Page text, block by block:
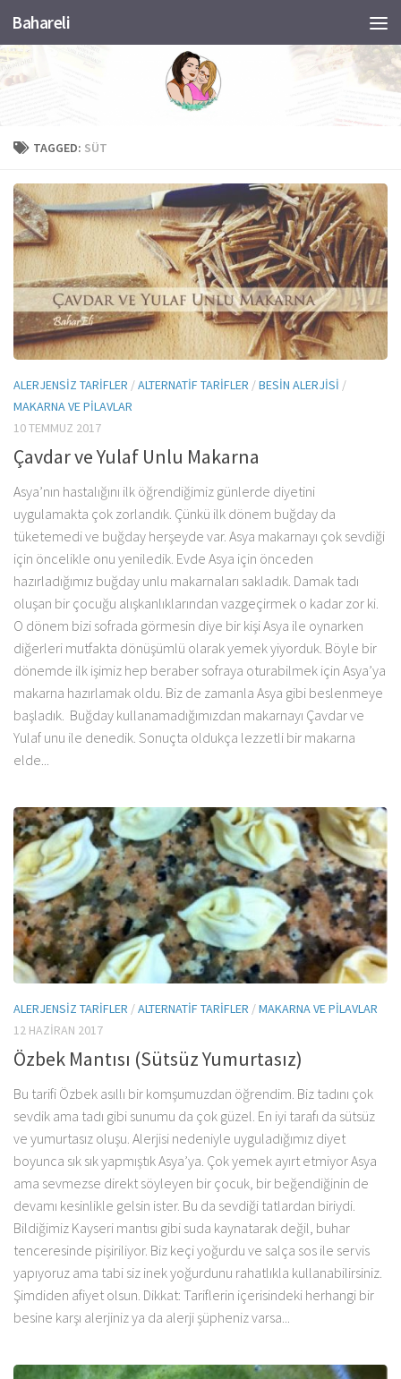
Skip to content
Bahareli
TAGGED: SÜT
ALERJENSIZ TARIFLER /ALTERNATIF TARIFLER /BESIN ALERJISI /
MAKARNA VE PILAVLAR
10 TEMMUZ 2017
Çavdar ve Yulaf Unlu Makarna
Asya’nın hastalığını ilk öğrendiğimiz günlerde diyetini
uygulamakta çok zorlandık. Çünkü ilk dönem buğday da
tüketemedi ve buğday herşeyde var. Asya makarnayı çok sevdiği
için öncelikle onu yeniledik. Evde Asya için önceden
hazırladığımız buğday unlu makarnaları sakladık. Damak tadı
oluşan bir çocuğu alışkanlıklarından vazgeçirmek o kadar zor ki.
O dönem bizi sofrada görmesin diye bir kişi Asya ile oynarken
diğerleri mutfakta dönüşümlü olarak yemek yiyorduk. Böyle bir
dönemde ilk işimiz hep beraber sofraya oturabilmek için Asya’ya
makarna hazırlamak oldu. Biz de zamanla Asya gibi beslenmeye
başladık. Buğday kullanamadığımızdan makarnayı Çavdar ve
Yulaf unu ile denedik. Sonuçta oldukça lezzetli bir makarna
elde...
ALERJENSIZ TARIFLER /ALTERNATIF TARIFLER /MAKARNA VE PILAVLAR
12 HAZIRAN 2017
Özbek Mantısı (Sütsüz Yumurtasız)
Bu tarifi Özbek asıllı bir komşumuzdan öğrendim. Biz tadını çok
sevdik ama tadı gibi sunumu da çok güzel. En iyi tarafı da sütsüz
ve yumurtasız oluşu. Alerjisi nedeniyle uyguladığımız diyet
boyunca sık sık yapmıştık Asya’ya. Çok yemek ayırt etmiyor Asya
ama sevmezse direkt söyleyen bir çocuk, bir beğendiğinin de
devamı kesinlikle gelsin ister. Bu da sevdiği tatlardan biriydi.
Bildiğimiz Kayseri mantısı gibi suda kaynatarak değil, buhar
tenceresinde pişiriliyor. Biz keçi yoğurdu ve salça sos ile servis
yapıyoruz ama tabi siz inek yoğurdunu rahatlıkla kullanabilirsiniz.
Şimdiden afiyet olsun. Dikkat: Tariflerin içerisindeki herhangi bir
besine karşı alerjiniz ya da alerji şüpheniz varsa...